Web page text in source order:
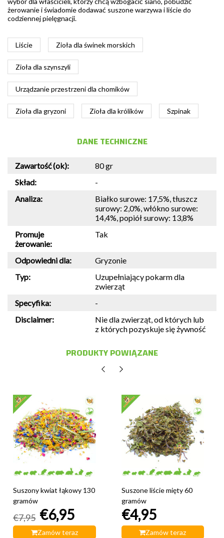
żerowanie i świadomie dodawać suszone warzywa i liście do
codziennej pielęgnacji.
Liście Zioła dla świnek morskich
Zioła dla szynszyli
Urządzanie przestrzeni dla chomików
Zioła dla gryzoni Zioła dla królików Szpinak
DANE TECHNICZNE
Zawartość (ok):
80 gr
Skład:
-
Analiza:
Białko surowe: 17,5%, tłuszcz
surowy: 2,0%, włókno surowe:
14,4%, popiół surowy: 13,8%
Promuje
żerowanie:
Tak
Odpowiedni dla:
Gryzonie
Typ:
Uzupełniający pokarm dla
zwierząt
Specyfika:
-
Disclaimer:
Nie dla zwierząt, od których lub
z których pozyskuje się żywność
PRODUKTY POWIĄZANE
Suszony kwiat łąkowy 130
gramów
€7,95 €6,95
Zamów teraz
Suszone liście mięty 60
gramów
€4,95
Zamów teraz